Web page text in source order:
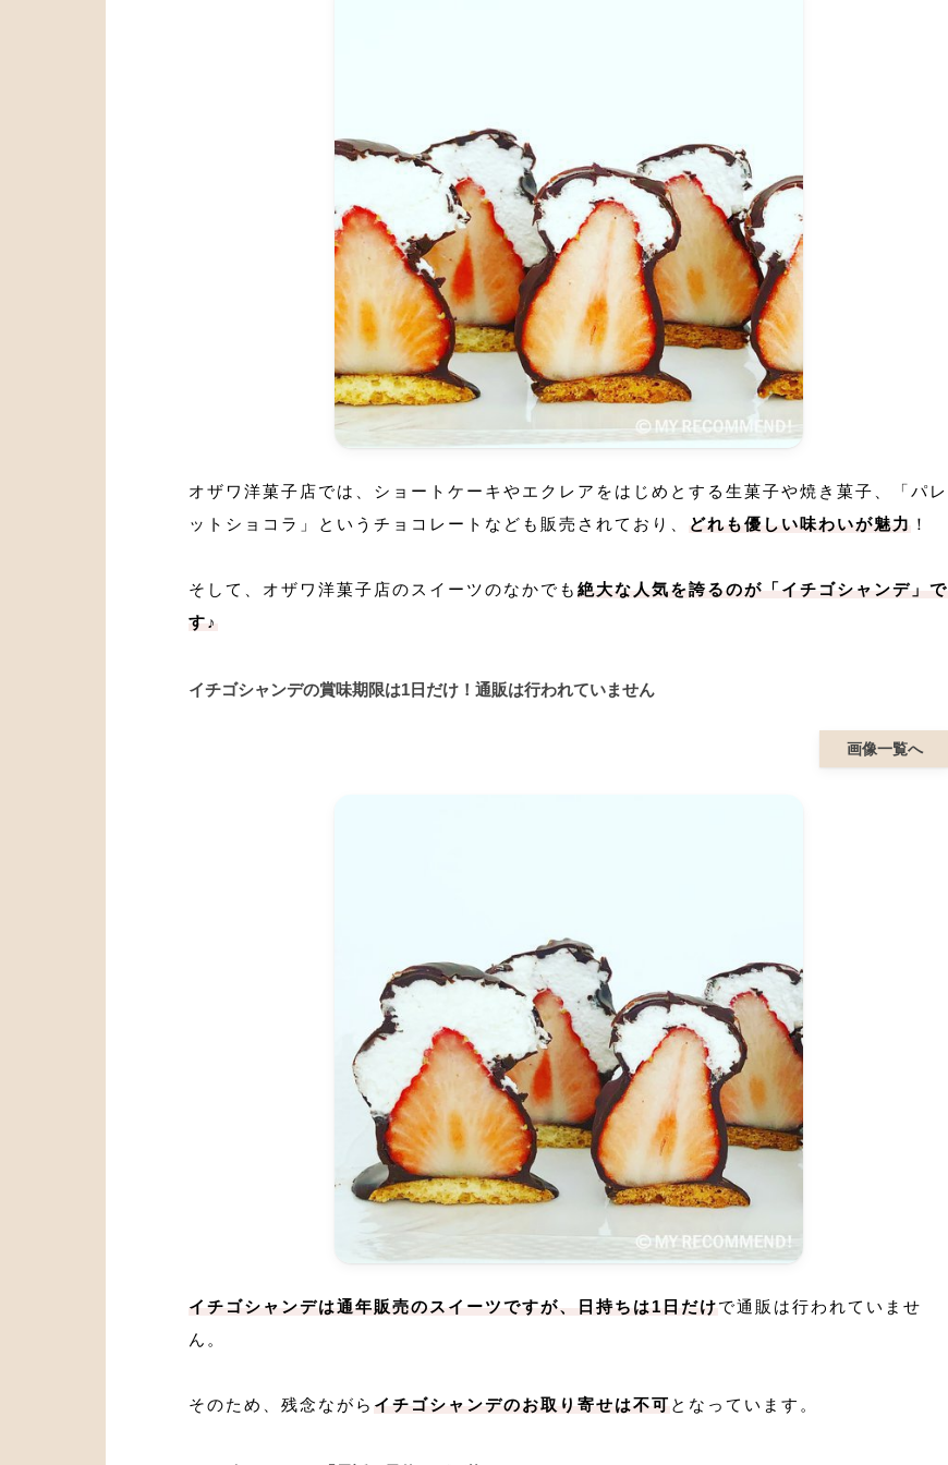
オザワ洋菓子店では、ショートケーキやエクレアをはじめとする生菓子や焼き菓子、「パレ
ットショコラ」というチョコレートなども販売されており、
どれも優しい味わいが魅力 ！
そして、オザワ洋菓子店のスイーツのなかでも 絶大な人気を誇るのが「イチゴシャンデ」で
す♪
イチゴシャンデの賞味期限は1日だけ！通販は行われていません
画像一覧へ
イチゴシャンデは通年販売のスイーツですが、日持ちは1日だけで通販は行われていませ
ん。
そのため、残念ながら イチゴシャンデのお取り寄せは不可 となっています。